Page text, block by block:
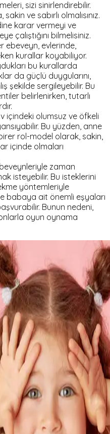
sizi sinirlendirebilir.
ve sabırlı olmalısınız.
karar vermeyi ve
çalıştığını bilmelisiniz.
ebeveyn, evlerinde,
kurallar koyabiliyor.
bu kurallarda
da güçlü duygularını,
şekilde sergileyebilir. Bu
belirlenirken, tutarlı
içindeki olumsuz ve öfkeli
Bu yüzden, anne
rol-model olarak, sakin,
içinde olmaları
zaman
isteyebilir. Bu isteklerini
yöntemleriyle
babaya ait önemli eşyaları
Bunun nedeni,
oyun oynama